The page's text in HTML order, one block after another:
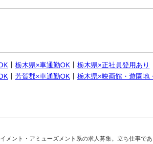
栃木県×車通勤OK 栃木県×正社員登用あり
芳賀郡×車通勤OK 栃木県×映画館・遊園地
ント・アミューズメント系の求人募集。立ち仕事で